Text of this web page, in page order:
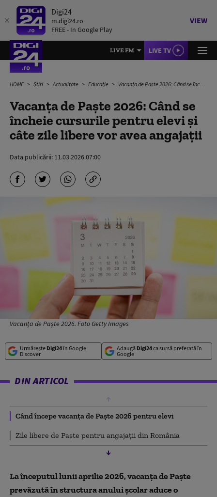
Digi24
m.digi24.ro
FREE - In Google Play
VIEW
LIVE FM LIVE TV
HOME Știri Actualitate Educație Vacanța de Paște 2026: Când se încheie cursurile pentru elevi și câte zile libere vor avea angajații
Vacanța de Paște 2026: Când se
încheie cursurile pentru elevi și
câte zile libere vor avea angajații
Data publicării: 11.03.2026 07:00
Vacanța de Paște 2026. Foto Getty Images
Urmărește Digi24în Google
Discover
Adaugă Digi24ca sursă preferată în
Google
DIN ARTICOL
Când începe vacanța de Paște 2026 pentru elevi
Zile libere de Paște pentru angajații din România
La începutul lunii aprilie 2026, vacanța de Paște
prevăzută în structura anului școlar aduce o